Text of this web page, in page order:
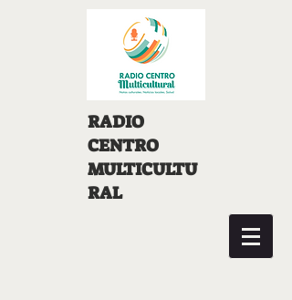
RADIO
CENTRO
MULTICULTU
RAL